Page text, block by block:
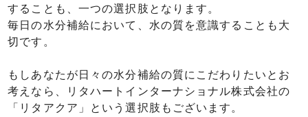
することも、一つの選択肢となります。
毎日の水分補給において、水の質を意識することも大
切です。
もしあなたが日々の水分補給の質にこだわりたいとお
考えなら、リタハートインターナショナル株式会社の
「リタアクア」という選択肢もございます。